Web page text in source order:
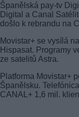
Španělská pay-tv
Digital a Canal
došlo k rebrandu na
Movistar+ se vysílá
Hispasat. Programy
ze satelitů Astra.
Platforma Movistar+
Španělsku.
CANAL+ 1,6 mil.